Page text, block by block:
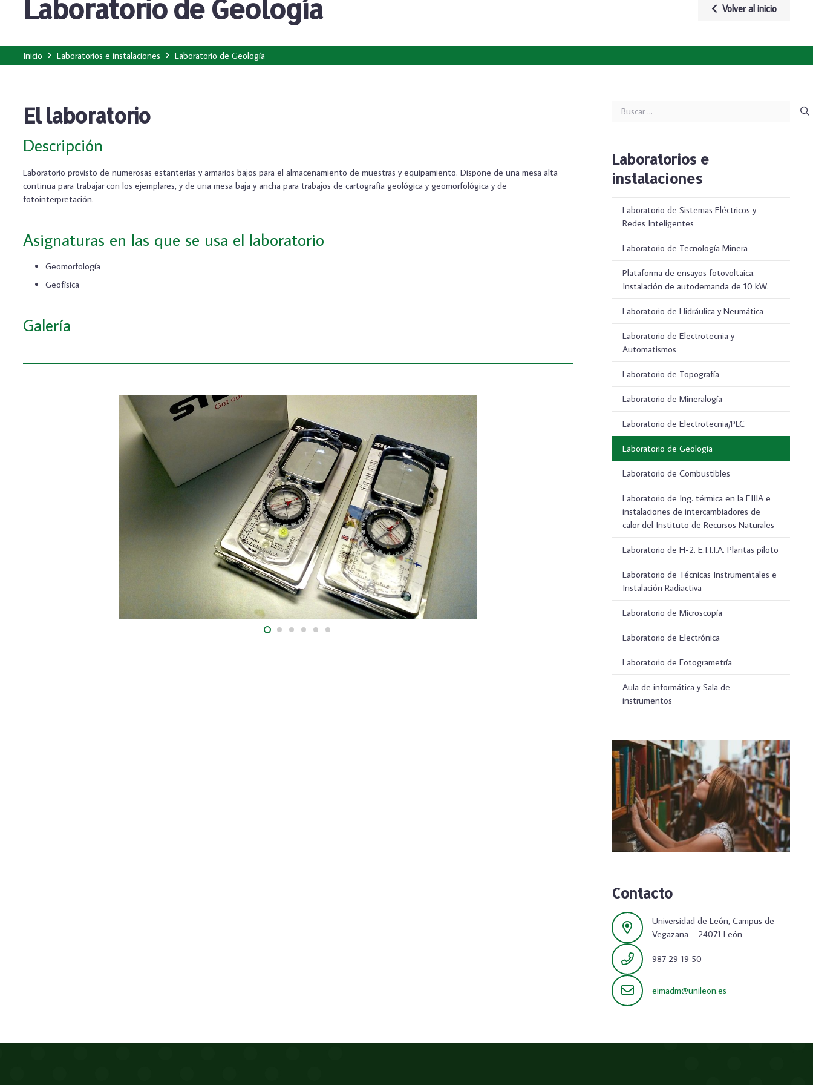
Laboratorio de Geología Volver al inicio
Inicio Laboratorios e instalaciones Laboratorio de Geología
El laboratorio
Descripción
Laboratorio provisto de numerosas estanterías y armarios bajos para el almacenamiento de muestras y equipamiento. Dispone de una mesa alta
continua para trabajar con los ejemplares, y de una mesa baja y ancha para trabajos de cartografía geológica y geomorfológica y de
fotointerpretación.
Asignaturas en las que se usa el laboratorio
Geomorfología
Geofísica
Galería
Buscar:
Laboratorios e
instalaciones
Laboratorio de Sistemas Eléctricos y
Redes Inteligentes
Laboratorio de Tecnología Minera
Plataforma de ensayos fotovoltaica.
Instalación de autodemanda de 10 kW.
Laboratorio de Hidráulica y Neumática
Laboratorio de Electrotecnia y
Automatismos
Laboratorio de Topografía
Laboratorio de Mineralogía
Laboratorio de Electrotecnia/PLC
Laboratorio de Geología
Laboratorio de Combustibles
Laboratorio de Ing. térmica en la EIIIA e
instalaciones de intercambiadores de
calor del Instituto de Recursos Naturales
Laboratorio de H-2. E.I.I.I.A. Plantas piloto
Laboratorio de Técnicas Instrumentales e
Instalación Radiactiva
Laboratorio de Microscopía
Laboratorio de Electrónica
Laboratorio de Fotogrametría
Aula de informática y Sala de
instrumentos
Contacto
Universidad de León, Campus de
Vegazana – 24071 León
987 29 19 50
eimadm@unileon.es